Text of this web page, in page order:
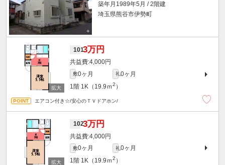
築年月1989年5月 / 2階建
埼玉県熊谷市伊勢町
1013万円
4,000円
敷0ヶ月 礼0ヶ月
1階 1K（19.9ｍ2 ）
エアコン付き☆/安心のＴＶドアホン/
1023万円
4,000円
敷0ヶ月 礼0ヶ月
1階 1K（19.9ｍ2 ）